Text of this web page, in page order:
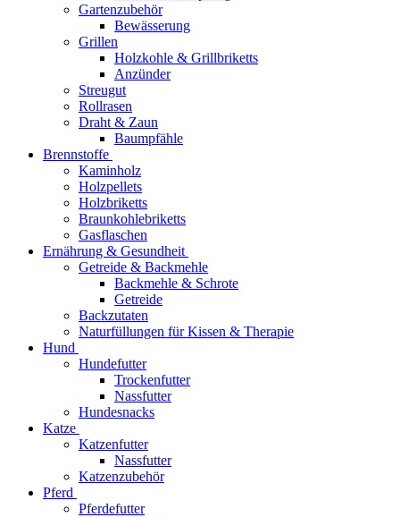
Gartenzubehör
Bewässerung
Grillen
Holzkohle & Grillbriketts
Anzünder
Streugut
Rollrasen
Draht & Zaun
Baumpfähle
Brennstoffe
Kaminholz
Holzpellets
Holzbriketts
Braunkohlebriketts
Gasflaschen
Ernährung & Gesundheit
Getreide & Backmehle
Backmehle & Schrote
Getreide
Backzutaten
Naturfüllungen für Kissen & Therapie
Hund
Hundefutter
Trockenfutter
Nassfutter
Hundesnacks
Katze
Katzenfutter
Nassfutter
Katzenzubehör
Pferd
Pferdefutter